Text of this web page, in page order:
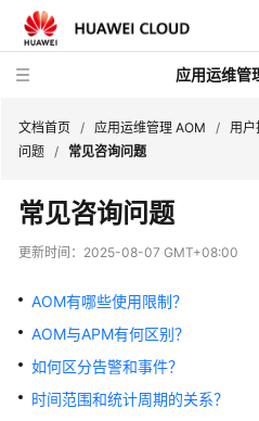
应用运维管
最
新
动
品
介
绍
文档首页 / 应用运维管理 AOM / 用户
问题 / 常见咨询问题
常见咨询问题
更新时间： 2025-08-07 GMT+08:00
AOM有哪些使用限制？
AOM与APM有何区别？
如何区分告警和事件？
时间范围和统计周期的关系？